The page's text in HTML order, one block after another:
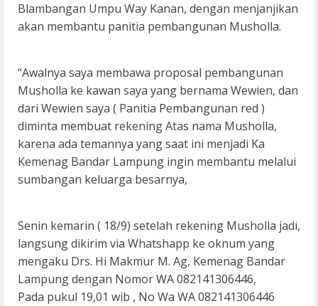
Blambangan Umpu Way Kanan, dengan menjanjikan
akan membantu panitia pembangunan Musholla.
“Awalnya saya membawa proposal pembangunan
Musholla ke kawan saya yang bernama Wewien, dan
dari Wewien saya ( Panitia Pembangunan red )
diminta membuat rekening Atas nama Musholla,
karena ada temannya yang saat ini menjadi Ka
Kemenag Bandar Lampung ingin membantu melalui
sumbangan keluarga besarnya,
Senin kemarin ( 18/9) setelah rekening Musholla jadi,
langsung dikirim via Whatshapp ke oknum yang
mengaku Drs. Hi Makmur M. Ag, Kemenag Bandar
Lampung dengan Nomor WA 082141306446,
Pada pukul 19,01 wib , No Wa WA 082141306446